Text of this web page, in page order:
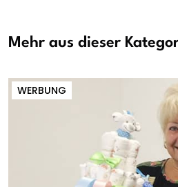
Mehr aus dieser
WERBUNG